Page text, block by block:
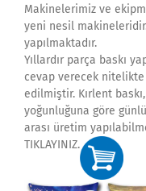
Makinelerimiz ve
yeni nesil
yapılmaktadır.
Yıllardır parça baskı
cevap verecek
edilmiştir. Kırlent
yoğunluğuna göre
arası üretim
TIKLAYINIZ.